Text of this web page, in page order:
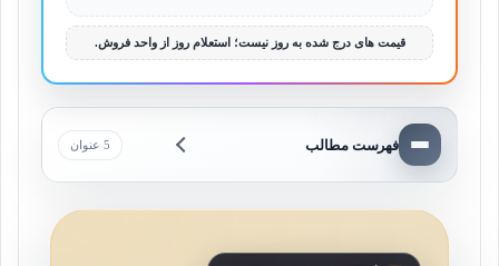
قیمت های درج شده به روز نیست؛ استعلام روز از واحد فروش.
فهرست مطالب 5 عنوان